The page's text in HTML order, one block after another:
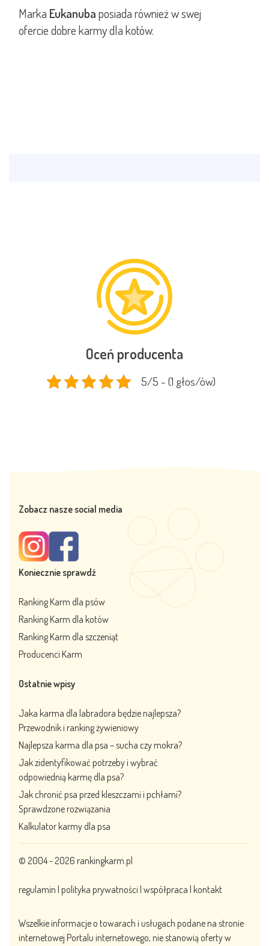
Marka Eukanubaposiada również w swej
oferciedobre karmy dla kotów.
Oceń producenta
5/5 - (1 głos/ów)
Zobacz nasze social media
Koniecznie sprawdź
Ranking Karm dla psów
Ranking Karm dla kotów
Ranking Karm dla szczeniąt
Producenci Karm
Ostatnie wpisy
Jaka karma dla labradora będzie najlepsza?
Przewodnik i ranking żywieniowy
Najlepsza karma dla psa – sucha czy mokra?
Jak zidentyfikować potrzeby i wybrać
odpowiednią karmę dla psa?
Jak chronić psa przed kleszczami i pchłami?
Sprawdzone rozwiązania
Kalkulator karmy dla psa
© 2004 - 2026 rankingkarm.pl
regulamin | polityka prywatności | współpraca | kontakt
Wszelkie informacje o towarach i usługach podane na stronie
internetowej Portalu internetowego, nie stanowią oferty w